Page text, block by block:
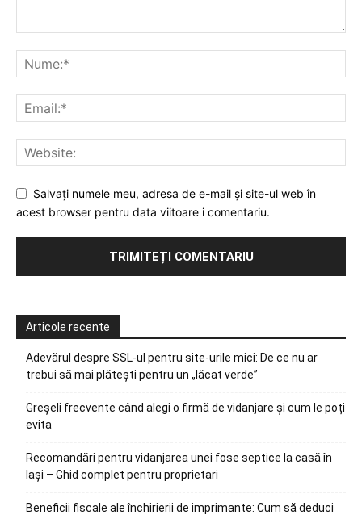
Salvați numele meu, adresa de e-mail și site-ul web în
acest browser pentru data viitoare i comentariu.
Articole recente
Adevărul despre SSL-ul pentru site-urile mici: De ce nu ar
trebui să mai plătești pentru un „lăcat verde”
Greșeli frecvente când alegi o firmă de vidanjare și cum le poți
evita
Recomandări pentru vidanjarea unei fose septice la casă în
Iași – Ghid complet pentru proprietari
Beneficii fiscale ale închirierii de imprimante: Cum să deduci